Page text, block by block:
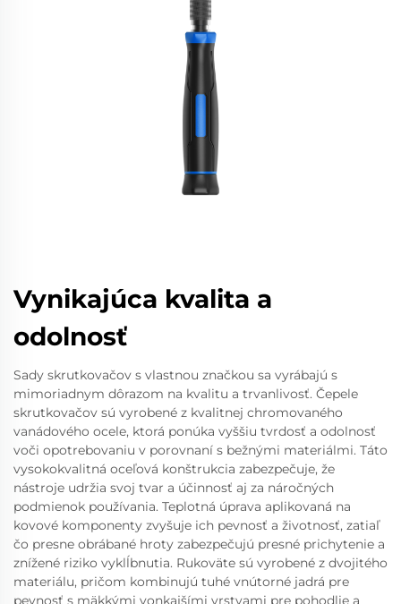
Vynikajúca kvalita a
odolnosť
Sady skrutkovačov s vlastnou značkou sa vyrábajú s
mimoriadnym dôrazom na kvalitu a trvanlivosť. Čepele
skrutkovačov sú vyrobené z kvalitnej chromovaného
vanádového ocele, ktorá ponúka vyššiu tvrdosť a odolnosť
voči opotrebovaniu v porovnaní s bežnými materiálmi. Táto
vysokokvalitná oceľová konštrukcia zabezpečuje, že
nástroje udržia svoj tvar a účinnosť aj za náročných
podmienok používania. Teplotná úprava aplikovaná na
kovové komponenty zvyšuje ich pevnosť a životnosť, zatiaľ
čo presne obrábané hroty zabezpečujú presné prichytenie a
znížené riziko vyklĺbnutia. Rukoväte sú vyrobené z dvojitého
materiálu, pričom kombinujú tuhé vnútorné jadrá pre
pevnosť s mäkkými vonkajšími vrstvami pre pohodlie a